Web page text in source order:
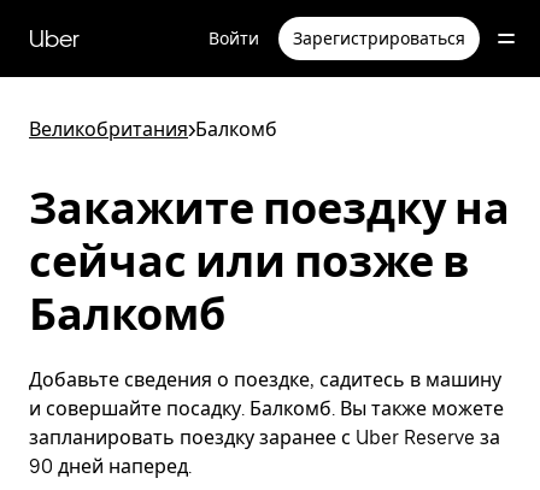
перейти
к
содержимому
Uber Войти Зарегистрироваться
Великобритания>Балкомб
Закажите поездку на
сейчас или позже в
Балкомб
Добавьте сведения о поездке, садитесь в машину
и совершайте посадку. Балкомб. Вы также можете
запланировать поездку заранее с Uber Reserve за
90 дней наперед.